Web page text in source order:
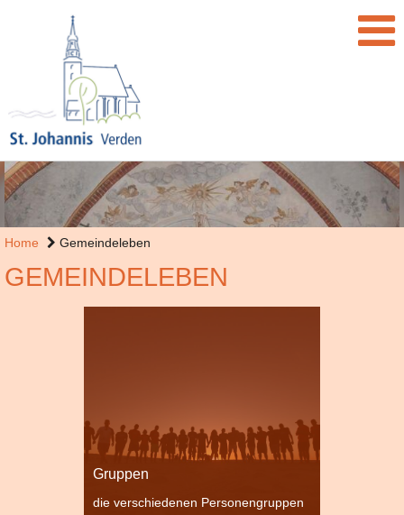
Home Gemeindeleben
GEMEINDELEBEN
Gruppen
die verschiedenen Personengruppen